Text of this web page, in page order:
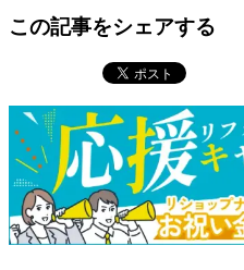
この記事をシェアする